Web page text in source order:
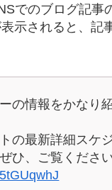
でのブログ記事
示されると、
の情報をかなり
の最新詳細スケ
ひ、ご覧くださ